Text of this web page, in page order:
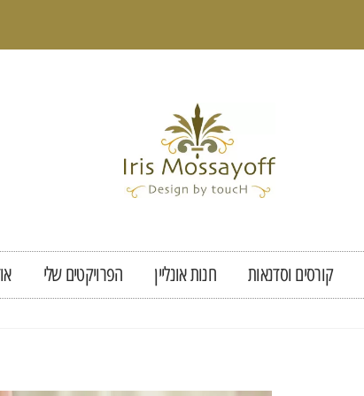
קורסים וסדנאות חנות אונליין הפרויקטים שלי